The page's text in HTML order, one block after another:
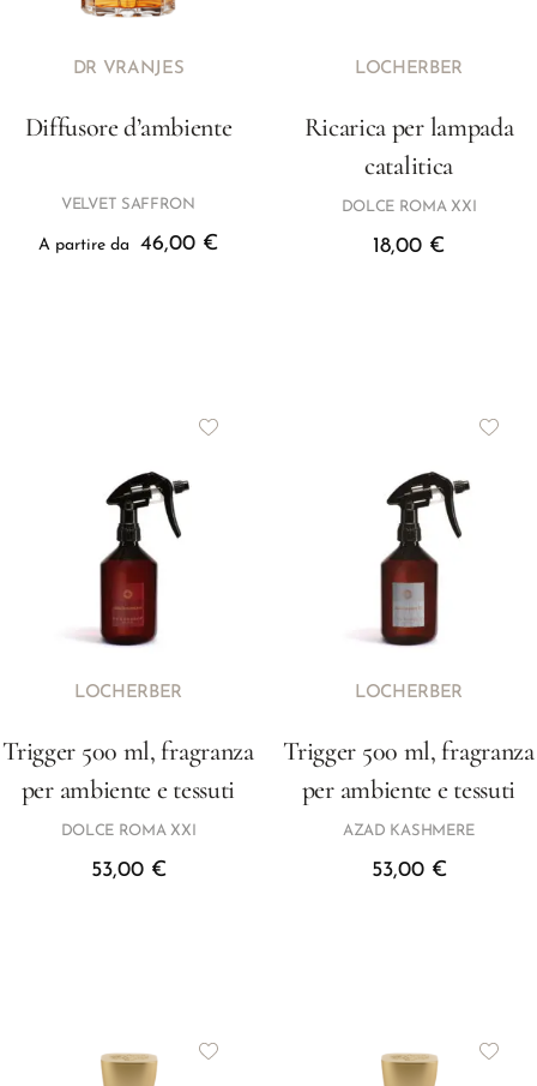
DR VRANJES
Diffusore d’ambiente
VELVET SAFFRON
A partire da 46,00 €
LOCHERBER
Ricarica per lampada
catalitica
DOLCE ROMA XXI
18,00 €
LOCHERBER
Trigger 500 ml, fragranza
per ambiente e tessuti
DOLCE ROMA XXI
53,00 €
LOCHERBER
Trigger 500 ml, fragranza
per ambiente e tessuti
AZAD KASHMERE
53,00 €